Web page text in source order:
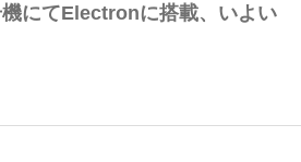
にてElectronに搭載、いよい